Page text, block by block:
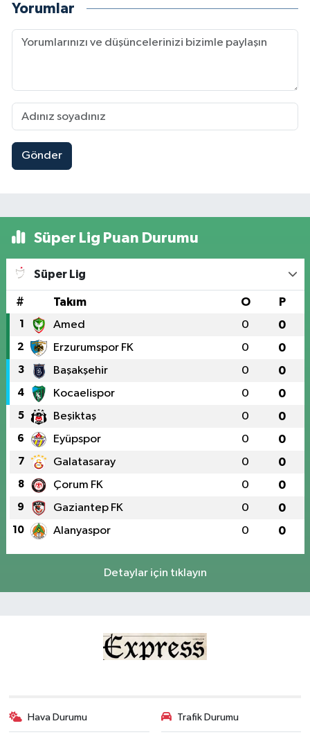
Yorumlar
Gönder
Süper Lig Puan Durumu
Süper Lig
# Takım O P
1 Amed 0 0
2 Erzurumspor FK 0 0
3 Başakşehir 0 0
4 Kocaelispor 0 0
5 Beşiktaş 0 0
6 Eyüpspor 0 0
7 Galatasaray 0 0
8 Çorum FK 0 0
9 Gaziantep FK 0 0
10 Alanyaspor 0 0
Detaylar için tıklayın
Hava Durumu Trafik Durumu